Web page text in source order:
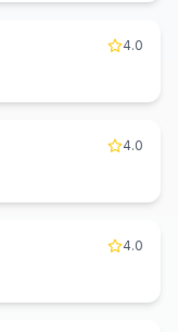
4.0
4.0
4.0